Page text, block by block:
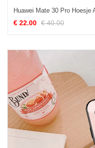
€ 22.00 € 40.00